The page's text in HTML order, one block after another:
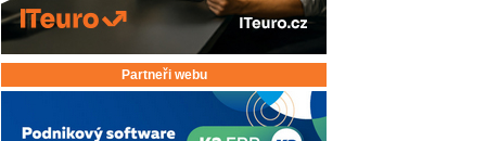
Partneři webu